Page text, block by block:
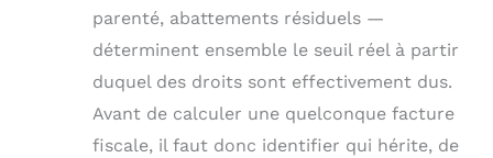
parenté, abattements résiduels —
déterminent ensemble le seuil réel à partir
duquel des droits sont effectivement dus.
Avant de calculer une quelconque facture
fiscale, il faut donc identifier qui hérite, de